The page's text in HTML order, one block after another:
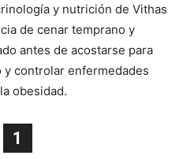
y nutrición de Vithas
de cenar temprano y
antes de acostarse para
controlar enfermedades
obesidad.
1